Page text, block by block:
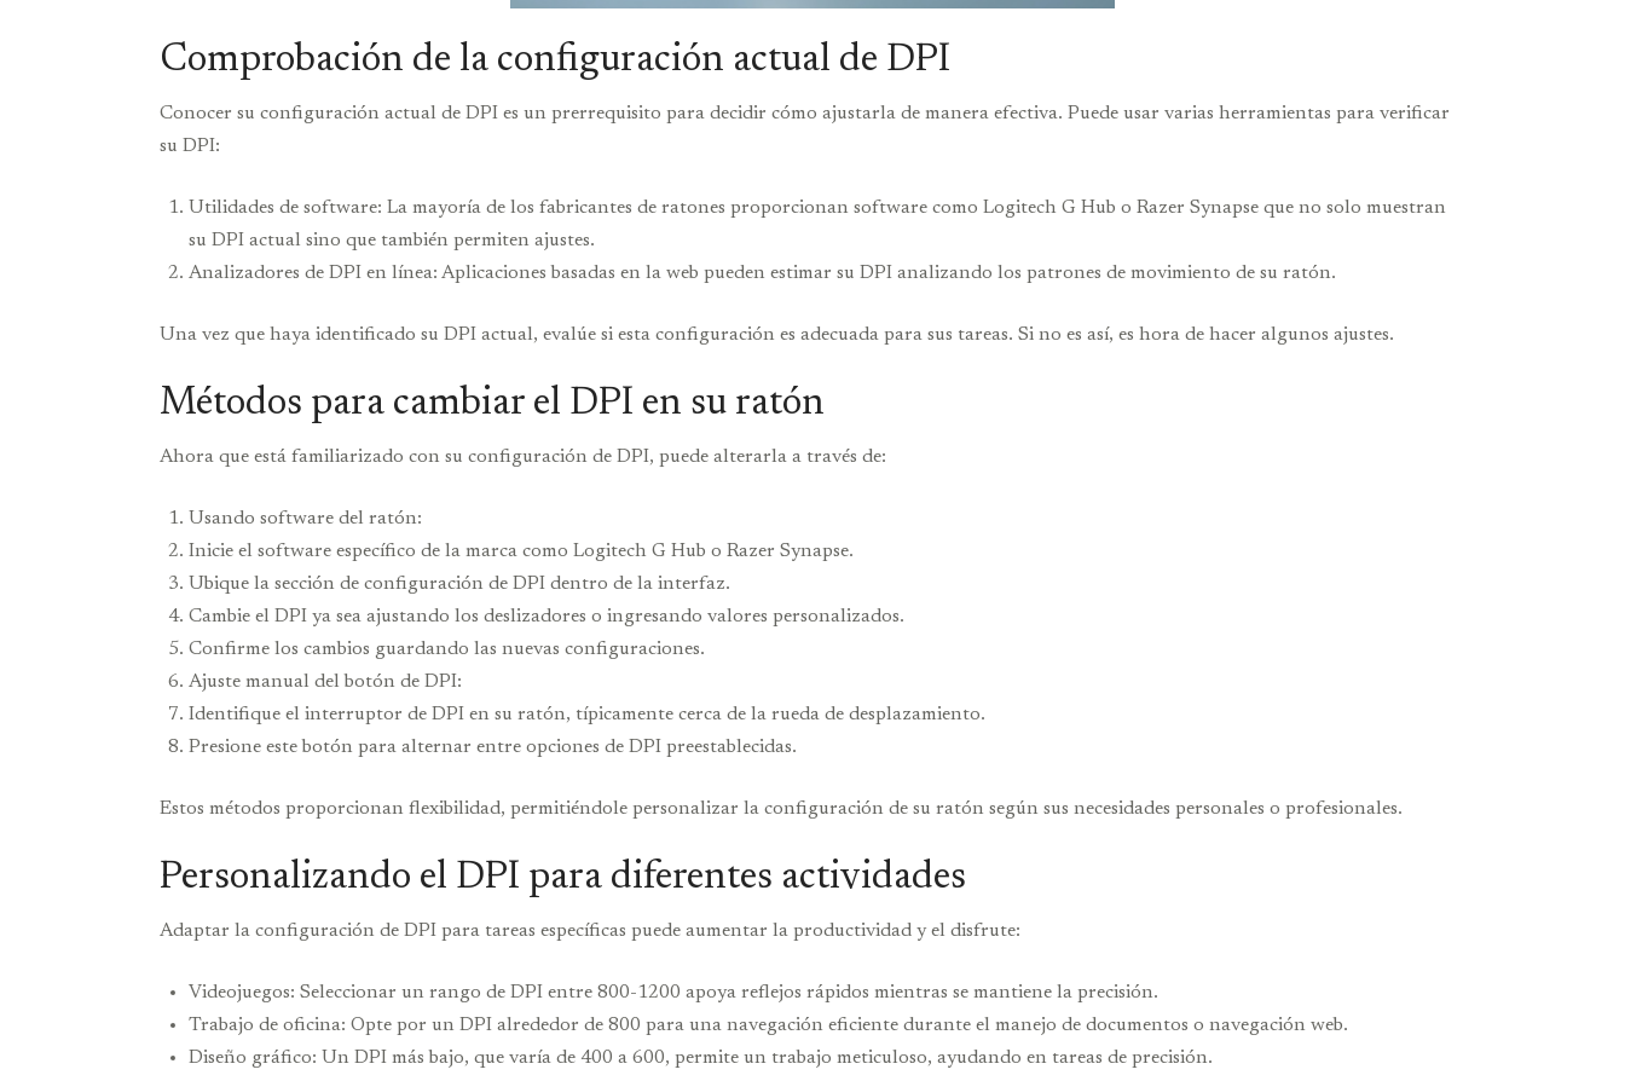
Comprobación de la configuración actual de DPI
Conocer su configuración actual de DPI es un prerrequisito para decidir cómo ajustarla de manera efectiva. Puede usar varias herramientas para verificar
su DPI:
Utilidades de software: La mayoría de los fabricantes de ratones proporcionan software como Logitech G Hub o Razer Synapse que no solo muestran
su DPI actual sino que también permiten ajustes.
Analizadores de DPI en línea: Aplicaciones basadas en la web pueden estimar su DPI analizando los patrones de movimiento de su ratón.
Una vez que haya identificado su DPI actual, evalúe si esta configuración es adecuada para sus tareas. Si no es así, es hora de hacer algunos ajustes.
Métodos para cambiar el DPI en su ratón
Ahora que está familiarizado con su configuración de DPI, puede alterarla a través de:
Usando software del ratón:
Inicie el software específico de la marca como Logitech G Hub o Razer Synapse.
Ubique la sección de configuración de DPI dentro de la interfaz.
Cambie el DPI ya sea ajustando los deslizadores o ingresando valores personalizados.
Confirme los cambios guardando las nuevas configuraciones.
Ajuste manual del botón de DPI:
Identifique el interruptor de DPI en su ratón, típicamente cerca de la rueda de desplazamiento.
Presione este botón para alternar entre opciones de DPI preestablecidas.
Estos métodos proporcionan flexibilidad, permitiéndole personalizar la configuración de su ratón según sus necesidades personales o profesionales.
Personalizando el DPI para diferentes actividades
Adaptar la configuración de DPI para tareas específicas puede aumentar la productividad y el disfrute:
Videojuegos: Seleccionar un rango de DPI entre 800-1200 apoya reflejos rápidos mientras se mantiene la precisión.
Trabajo de oficina: Opte por un DPI alrededor de 800 para una navegación eficiente durante el manejo de documentos o navegación web.
Diseño gráfico: Un DPI más bajo, que varía de 400 a 600, permite un trabajo meticuloso, ayudando en tareas de precisión.